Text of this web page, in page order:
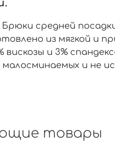
средней
из мягкой и
вискозы и 3%
и не
товары